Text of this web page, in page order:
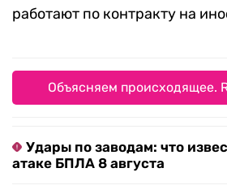
работают по контракту на
Объясняем происходящее.
Удары по заводам: что
атаке БПЛА 8 августа